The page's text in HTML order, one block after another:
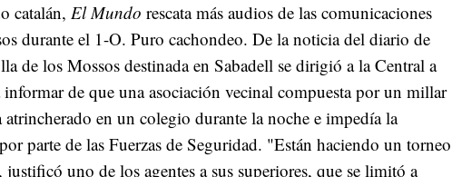
catalán, El Mundo rescata más audios de las comunicaciones
durante el 1-O. Puro cachondeo. De la noticia del diario de
de los Mossos destinada en Sabadell se dirigió a la Central a
de que una asociación vecinal compuesta por un millar
atrincherado en un colegio durante la noche e impedía la
parte de las Fuerzas de Seguridad. "Están haciendo un torneo
uno de los agentes a sus superiores, que se limitó a